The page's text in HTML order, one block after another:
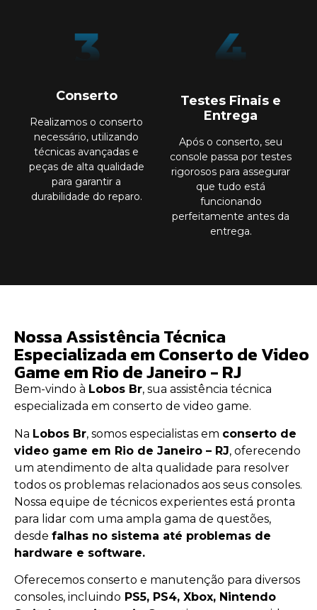
Conserto
Realizamos o conserto
necessário, utilizando
técnicas avançadas e
peças de alta qualidade
para garantir a
durabilidade do reparo.
Testes Finais e
Entrega
Após o conserto, seu
console passa por testes
rigorosos para assegurar
que tudo está
funcionando
perfeitamente antes da
entrega.
Nossa Assistência Técnica
Especializada em Conserto de Video
Game em Rio de Janeiro - RJ
Bem-vindo à Lobos Br, sua assistência técnica
especializada em conserto de video game.
Na Lobos Br, somos especialistas em conserto de
video game em Rio de Janeiro – RJ, oferecendo
um atendimento de alta qualidade para resolver
todos os problemas relacionados aos seus consoles.
Nossa equipe de técnicos experientes está pronta
para lidar com uma ampla gama de questões,
desde falhas no sistema até problemas de
hardware e software.
Oferecemos conserto e manutenção para diversos
consoles, incluindo PS5, PS4, Xbox, Nintendo